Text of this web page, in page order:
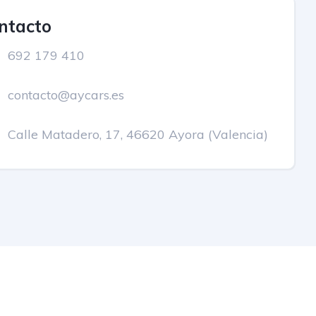
692 179 410
contacto@aycars.es
Calle Matadero, 17, 46620 Ayora (Valencia)